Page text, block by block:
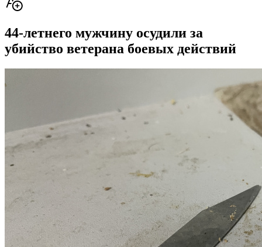
44-летнего мужчину осудили за
убийство ветерана боевых действий